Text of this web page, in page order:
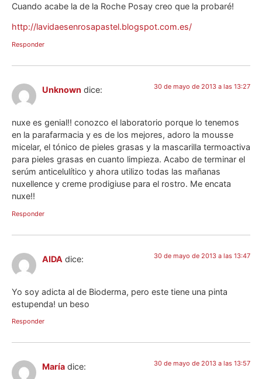
Cuando acabe la de la Roche Posay creo que la probaré!
http://lavidaesenrosapastel.blogspot.com.es/
Responder
Unknown dice: 30 de mayo de 2013 a las 13:27
nuxe es genial!! conozco el laboratorio porque lo tenemos
en la parafarmacia y es de los mejores, adoro la mousse
micelar, el tónico de pieles grasas y la mascarilla termoactiva
para pieles grasas en cuanto limpieza. Acabo de terminar el
serúm anticelulítico y ahora utilizo todas las mañanas
nuxellence y creme prodigiuse para el rostro. Me encata
nuxe!!
Responder
AIDA dice: 30 de mayo de 2013 a las 13:47
Yo soy adicta al de Bioderma, pero este tiene una pinta
estupenda! un beso
Responder
María dice: 30 de mayo de 2013 a las 13:57